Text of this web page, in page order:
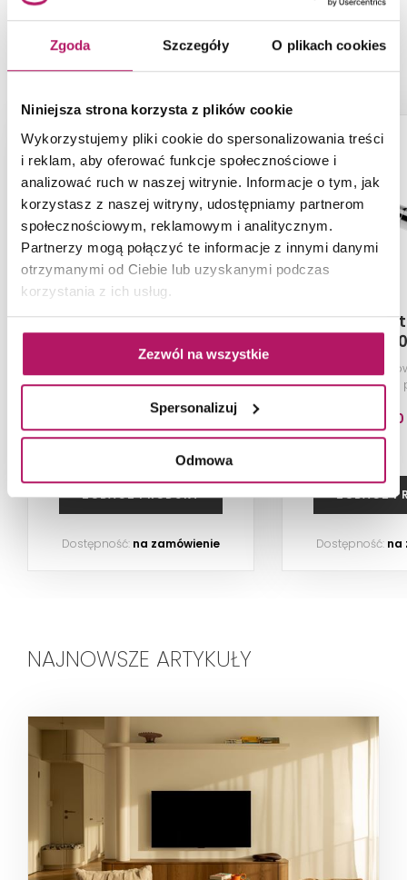
Zgoda Szczegóły O plikach cookies
Niniejsza strona korzysta z plików cookie
Wykorzystujemy pliki cookie do spersonalizowania treści
i reklam, aby oferować funkcje społecznościowe i
analizować ruch w naszej witrynie. Informacje o tym, jak
korzystasz z naszej witryny, udostępniamy partnerom
społecznościowym, reklamowym i analitycznym.
Partnerzy mogą połączyć te informacje z innymi danymi
otrzymanymi od Ciebie lub uzyskanymi podczas
korzystania z ich usług.
Zezwól na wszystkie
Spersonalizuj
Odmowa
PRODUKTY Z KOLEKCJI
Excellent Caldo
termostatyczną z opcją montażu
grzałki, lewy, biały mat
519,00 PLN
ZOBACZ PRODUKT
Dostępność: na zamówienie
Zestaw
termostatyczną,
ZOBACZ
Dostępność: na
NAJNOWSZE ARTYKUŁY